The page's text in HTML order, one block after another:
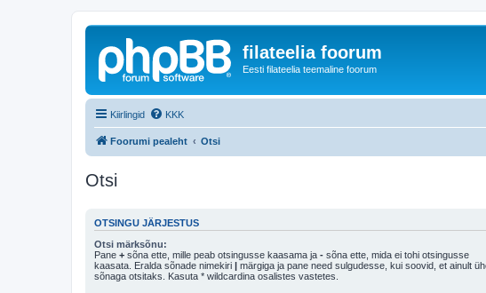
filateelia foorum
Eesti filateelia teemaline foorum
Kiirlingid KKK
Foorumi pealeht Otsi
Otsi
OTSINGU JÄRJESTUS
Otsi märksõnu:
Pane + sõna ette, mille peab otsingusse kaasama ja - sõna ette, mida ei tohi otsingusse
kaasata. Eralda sõnade nimekiri | märgiga ja pane need sulgudesse, kui soovid, et ainult ühe
sõnaga otsitaks. Kasuta * wildcardina osalistes vastetes.